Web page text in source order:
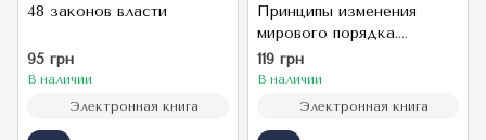
48 законов власти
95 грн
В наличии
Электронная книга
Принципы изменения
мирового порядка.
Почему одни нации
побеждают, а другие
терпят поражение
119 грн
В наличии
Электронная книга